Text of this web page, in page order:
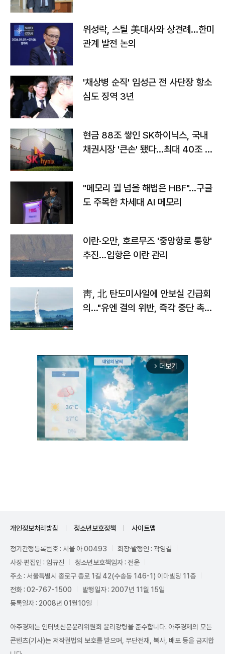
위성락, 스틸 美대사와 상견례…한미
관계 발전 논의
'채상병 순직' 임성근 전 사단장 항소
심도 징역 3년
현금 88조 쌓인 SK하이닉스, 국내
채권시장 '큰손' 됐다…최대 40조 투
"메모리 월 넘을 해법은 HBF"…구글
도 주목한 차세대 AI 메모리
이란·오만, 호르무즈 '중앙항로 통항'
추진…입항은 이란 관리
靑, 北 탄도미사일에 안보실 긴급회
의…"유엔 결의 위반, 즉각 중단 촉
arrow_forward_ios 더보기
개인정보처리방침 청소년보호정책 사이트맵
정기간행등록번호 : 서울 아 00493
회장·발행인 : 곽영길
사장·편집인 : 임규진
청소년보호책임자 : 전운
주소 : 서울특별시 종로구 종로 1길 42(수송동 146-1) 이마빌딩 11층
전화 : 02-767-1500
발행일자 : 2007년 11월 15일
등록일자 : 2008년 01월10일
아주경제는 인터넷신문윤리위원회 윤리강령을 준수합니다. 아주경제의 모든
콘텐츠(기사)는 저작권법의 보호를 받으며, 무단전재, 복사, 배포 등을 금지합